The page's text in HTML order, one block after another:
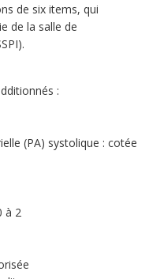
de six items, qui
de la salle de
:
(PA) systolique : cotée
à 2